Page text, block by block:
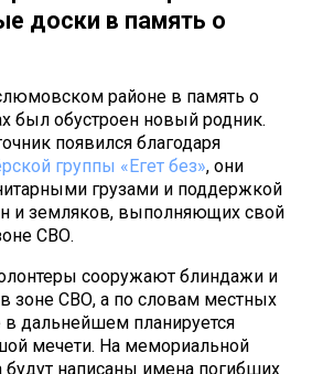
доски в память о
районе в память о
был обустроен новый родник.
появился благодаря
группы «Егет без», они
грузами и поддержкой
и земляков, выполняющих свой
СВО.
сооружают блиндажи и
зоне СВО, а по словам местных
в дальнейшем планируется
мечети. На мемориальной
будут написаны имена погибших